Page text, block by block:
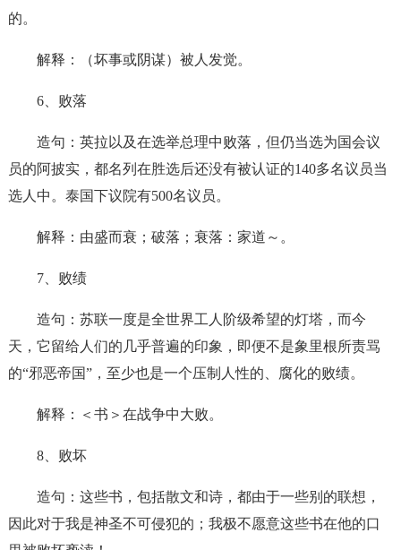
的。
解释：（坏事或阴谋）被人发觉。
6、败落
造句：英拉以及在选举总理中败落，但仍当选为国会议
员的阿披实，都名列在胜选后还没有被认证的140多名议员当
选人中。泰国下议院有500名议员。
解释：由盛而衰；破落；衰落：家道～。
7、败绩
造句：苏联一度是全世界工人阶级希望的灯塔，而今
天，它留给人们的几乎普遍的印象，即便不是象里根所责骂
的“邪恶帝国”，至少也是一个压制人性的、腐化的败绩。
解释：＜书＞在战争中大败。
8、败坏
造句：这些书，包括散文和诗，都由于一些别的联想，
因此对于我是神圣不可侵犯的；我极不愿意这些书在他的口